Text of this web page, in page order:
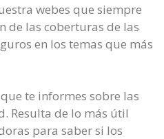
webes que siempre
de las coberturas de las
en los temas que más
te informes sobre las
Resulta de lo más útil
para saber si los